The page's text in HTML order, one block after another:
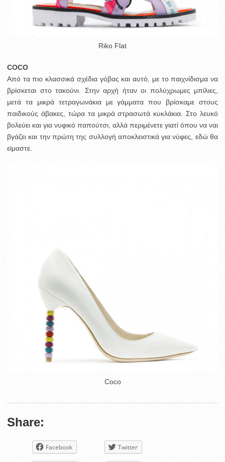
Riko Flat
COCO
Από τα πιο κλασσικά σχέδια γόβας και αυτό, με το παιχνίδισμα να
βρίσκεται στο τακούνι. Στην αρχή ήταν οι πολύχρωμες μπίλιες,
μετά τα μικρά τετραγωνάκια με γάμματα που βρίσκαμε στους
παιδικούς άβακες, τώρα τα μικρά στρασωτά κυκλάκια. Στο λευκό
βολεύει και για νυφικό παπούτσι, αλλά περιμένετε γιατί όπου να ναι
βγάζει και την πρώτη της συλλογή αποκλειστικά για νύφες, εδώ θα
είμαστε.
Coco
Share:
Facebook Twitter